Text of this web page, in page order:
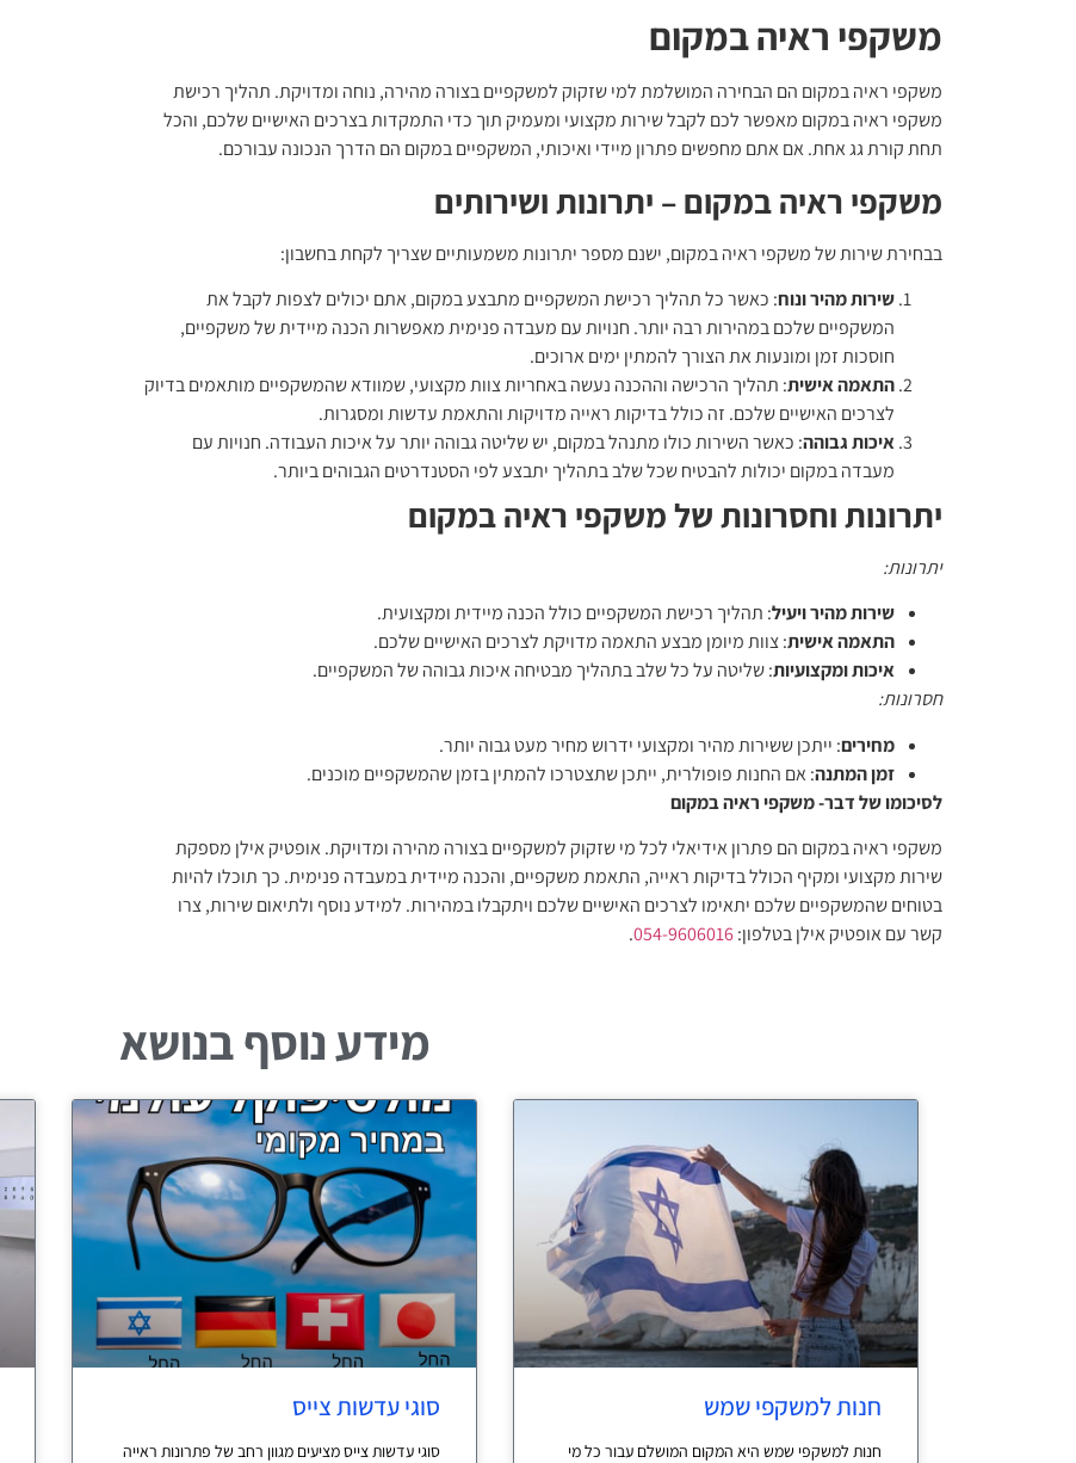
משקפי ראיה במקום
משקפי ראיה במקום הם הבחירה המושלמת למי שזקוק למשקפיים בצורה מהירה, נוחה ומדויקת. תהליך רכישת
משקפי ראיה במקום מאפשר לכם לקבל שירות מקצועי ומעמיק תוך כדי התמקדות בצרכים האישיים שלכם, והכל
תחת קורת גג אחת. אם אתם מחפשים פתרון מיידי ואיכותי, המשקפיים במקום הם הדרך הנכונה עבורכם.
משקפי ראיה במקום – יתרונות ושירותים
בבחירת שירות שלמשקפי ראיה במקום, ישנם מספר יתרונות משמעותיים שצריך לקחת בחשבון:
שירות מהיר ונוח: כאשר כל תהליך רכישת המשקפיים מתבצע במקום, אתם יכולים לצפות לקבל את
המשקפיים שלכם במהירות רבה יותר. חנויות עם מעבדה פנימית מאפשרות הכנה מיידית של משקפיים,
חוסכות זמן ומונעות את הצורך להמתין ימים ארוכים.
התאמה אישית: תהליך הרכישה וההכנה נעשה באחריות צוות מקצועי, שמוודא שהמשקפיים מותאמים בדיוק
לצרכים האישיים שלכם. זה כולל בדיקות ראייה מדויקות והתאמת עדשות ומסגרות.
איכות גבוהה: כאשר השירות כולו מתנהל במקום, יש שליטה גבוהה יותר על איכות העבודה. חנויות עם
מעבדה במקום יכולות להבטיח שכל שלב בתהליך יתבצע לפי הסטנדרטים הגבוהים ביותר.
יתרונות וחסרונות של משקפי ראיה במקום
יתרונות:
שירות מהיר ויעיל: תהליך רכישת המשקפיים כולל הכנה מיידית ומקצועית.
התאמה אישית: צוות מיומן מבצע התאמה מדויקת לצרכים האישיים שלכם.
איכות ומקצועיות: שליטה על כל שלב בתהליך מבטיחה איכות גבוהה של המשקפיים.
חסרונות:
מחירים: ייתכן ששירות מהיר ומקצועי ידרוש מחיר מעט גבוה יותר.
זמן המתנה: אם החנות פופולרית, ייתכן שתצטרכו להמתין בזמן שהמשקפיים מוכנים.
לסיכומו של דבר- משקפי ראיה במקום
משקפי ראיה במקום הם פתרון אידיאלי לכל מי שזקוק למשקפיים בצורה מהירה ומדויקת. אופטיק אילן מספקת
שירות מקצועי ומקיף הכולל בדיקות ראייה, התאמת משקפיים, והכנה מיידית במעבדה פנימית. כך תוכלו להיות
בטוחים שהמשקפיים שלכם יתאימו לצרכים האישיים שלכם ויתקבלו במהירות. למידע נוסף ולתיאום שירות, צרו
קשר עם אופטיק אילן בטלפון:054-9606016
.
מידע נוסף בנושא
חנות למשקפי שמש
חנות למשקפי שמש היא המקום המושלם עבור כל מי
סוגי עדשות צייס
סוגי עדשות צייס מציעים מגוון רחב של פתרונות ראייה